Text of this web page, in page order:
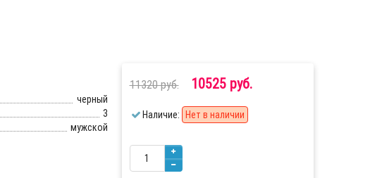
черный
3
мужской
11320 руб. 10525 руб.
Наличие: Нет в наличии